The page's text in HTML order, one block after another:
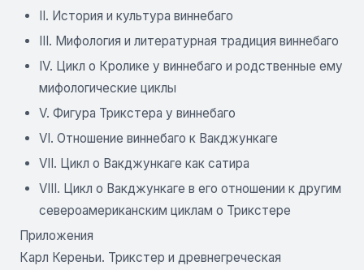
II. История и культура виннебаго
III. Мифология и литературная традиция виннебаго
IV. Цикл о Кролике у виннебаго и родственные ему
мифологические циклы
V. Фигура Трикстера у виннебаго
VI. Отношение виннебаго к Вакджункаге
VII. Цикл о Вакджункаге как сатира
VIII. Цикл о Вакджункаге в его отношении к другим
североамериканским циклам о Трикстере
Приложения
Карл Кереньи. Трикстер и древнегреческая